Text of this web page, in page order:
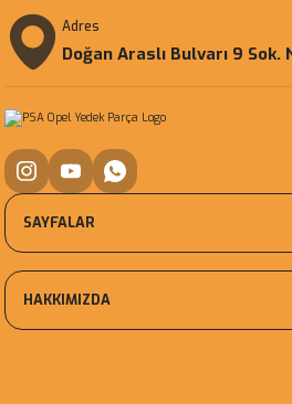
Adres
Doğan Araslı Bulvarı 9
SAYFALAR
HAKKIMIZDA